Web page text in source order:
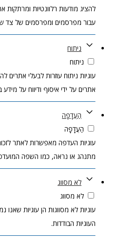
להציג מודעות רלוונטיות
עבור מפרסמים ומפרסמים של צד
ניתוח
ניתוח
עוגיות ניתוח עוזרות לבעלי
אתרים על ידי איסוף ודיווח על מידע
הַעֲדָפָה
הַעֲדָפָה
עוגיות העדפה מאפשרות לאתר
מתנהג או נראה, כמו השפה
לא מסווג
לא מסווג
עוגיות לא מסווגות הן עוגיות
העוגיות הבודדות.